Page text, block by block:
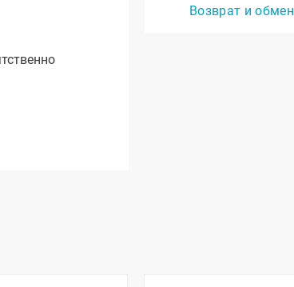
Возврат и обмен